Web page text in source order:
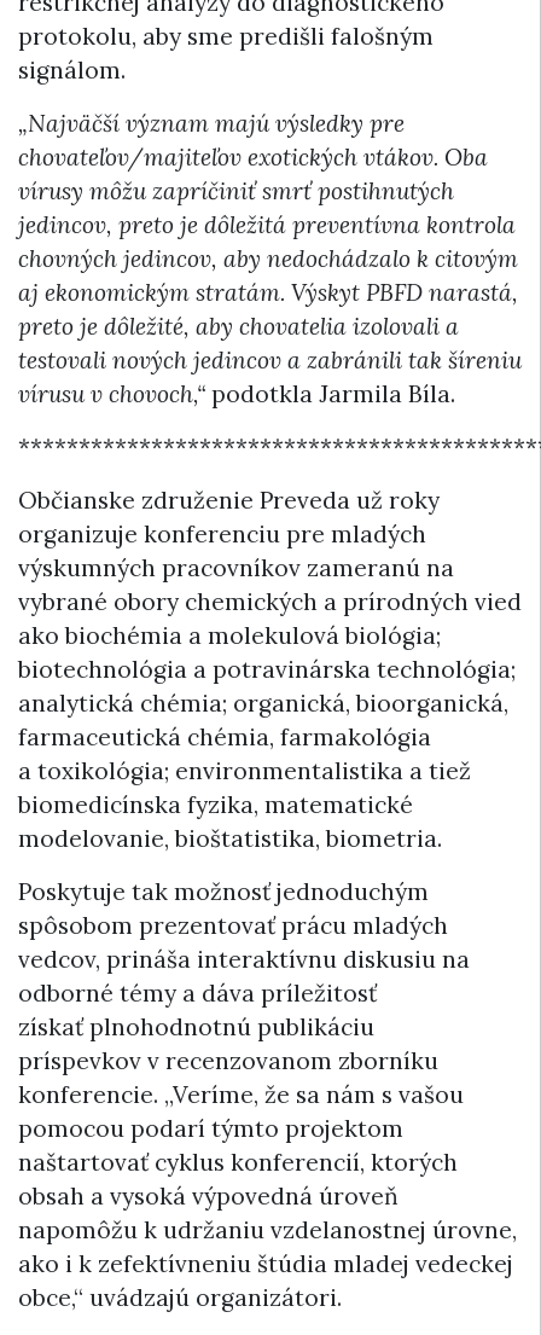
protokolu, aby sme predišli falošným
signálom.
„Najväčší význam majú výsledky pre
chovateľov/majiteľov exotických vtákov. Oba
vírusy môžu zapríčiniť smrť postihnutých
jedincov, preto je dôležitá preventívna kontrola
chovných jedincov, aby nedochádzalo k citovým
aj ekonomickým stratám. Výskyt PBFD narastá,
preto je dôležité, aby chovatelia izolovali a
testovali nových jedincov a zabránili tak šíreniu
vírusu v chovoch,“ podotkla Jarmila Bíla.
Občianske združenie Preveda už roky
organizuje konferenciu pre mladých
výskumných pracovníkov zameranú na
vybrané obory chemických a prírodných vied
ako biochémia a molekulová biológia;
biotechnológia a potravinárska technológia;
analytická chémia; organická, bioorganická,
farmaceutická chémia, farmakológia
a toxikológia; environmentalistika a tiež
biomedicínska fyzika, matematické
modelovanie, bioštatistika, biometria.
Poskytuje tak možnosť jednoduchým
spôsobom prezentovať prácu mladých
vedcov, prináša interaktívnu diskusiu na
odborné témy a dáva príležitosť
získať plnohodnotnú publikáciu
príspevkov v recenzovanom zborníku
konferencie. „Veríme, že sa nám s vašou
pomocou podarí týmto projektom
naštartovať cyklus konferencií, ktorých
obsah a vysoká výpovedná úroveň
napomôžu k udržaniu vzdelanostnej úrovne,
ako i k zefektívneniu štúdia mladej vedeckej
obce,“ uvádzajú organizátori.